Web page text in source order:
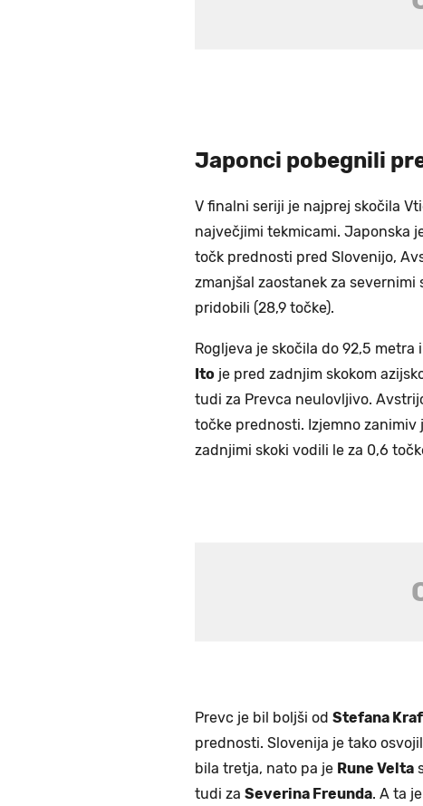
Japonci pobegnili
V finalni seriji je najprej skočila
največjimi tekmicami. Japonska
točk prednosti pred Slovenijo,
zmanjšal zaostanek za severnimi
pridobili (28,9 točke).
Rogljeva je skočila do 92,5
Ito je pred zadnjim skokom
tudi za Prevca neulovljivo.
točke prednosti. Izjemno zanimiv
zadnjimi skoki vodili le za 0,6
Prevc je bil boljši od Stefana
prednosti. Slovenija je tako
bila tretja, nato pa je Rune Velta
tudi za Severina Freunda. A ta